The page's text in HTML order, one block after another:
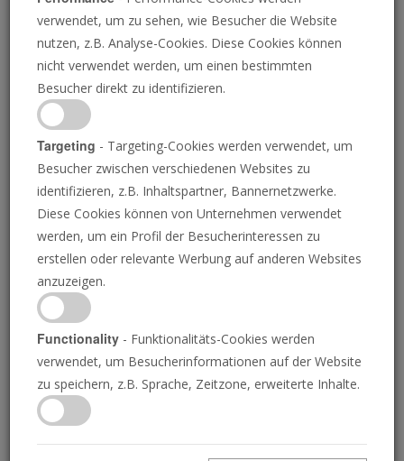
GILES CLARKE/AVAAZ VIA GETTY IMAGES
Völkermord im Sudan:
Paramilitärs stürmen die
Stadt Darfur
RICHARD PALMER
ausende werden wahrscheinlich gerade jetzt im
verwendet, um zu sehen, wie Besucher die Website
nutzen, z.B. Analyse-Cookies. Diese Cookies können
nicht verwendet werden, um einen bestimmten
Besucher direkt zu identifizieren.
Targeting - Targeting-Cookies werden verwendet, um
Besucher zwischen verschiedenen Websites zu
identifizieren, z.B. Inhaltspartner, Bannernetzwerke.
Diese Cookies können von Unternehmen verwendet
werden, um ein Profil der Besucherinteressen zu
erstellen oder relevante Werbung auf anderen Websites
anzuzeigen.
Functionality - Funktionalitäts-Cookies werden
verwendet, um Besucherinformationen auf der Website
zu speichern, z.B. Sprache, Zeitzone, erweiterte Inhalte.